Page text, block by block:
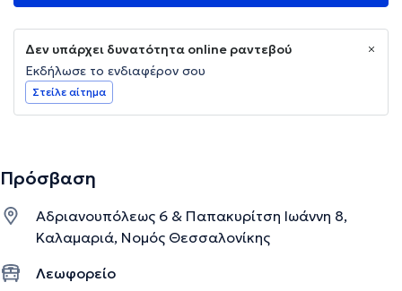
Δεν υπάρχει δυνατότητα online ραντεβού
Εκδήλωσε το ενδιαφέρον σου
Στείλε αίτημα
Πρόσβαση
Αδριανουπόλεως 6 & Παπακυρίτση Ιωάννη 8,
Καλαμαριά, Νομός Θεσσαλονίκης
Λεωφορείο